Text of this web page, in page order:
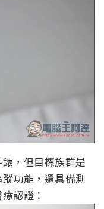
，但目標族群是
功能，還具備測
認證：